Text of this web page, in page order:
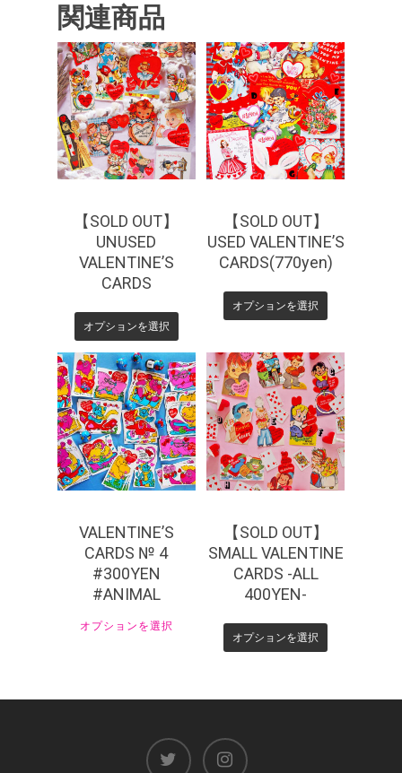
関連商品
¥440 ¥770
【SOLD OUT】
UNUSED
VALENTINE’S
CARDS
オプションを選択
¥770
【SOLD OUT】
USED VALENTINE’S
CARDS(770yen)
オプションを選択
¥330
VALENTINE’S
CARDS № 4
#300YEN
#ANIMAL
オプションを選択
¥440
【SOLD OUT】
SMALL VALENTINE
CARDS -ALL
400YEN-
オプションを選択